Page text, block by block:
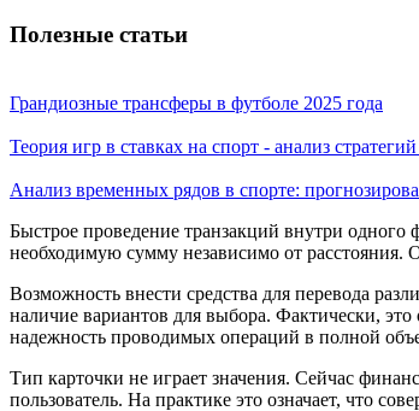
Полезные статьи
Грандиозные трансферы в футболе 2025 года
Теория игр в ставках на спорт - анализ
Анализ временных рядов в спорте:
Быстрое проведение транзакций внутри
необходимую сумму независимо от расстояния.
Возможность внести средства для перевода
наличие вариантов для выбора. Фактически,
надежность проводимых операций в полной
Тип карточки не играет значения. Сейчас
пользователь. На практике это означает, что